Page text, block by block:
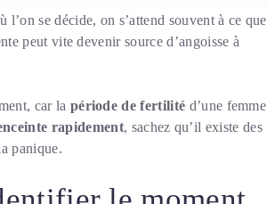
se décide, on s’attend souvent à ce que
peut vite devenir source d’angoisse à
car la période de fertilité d’une femme
rapidement, sachez qu’il existe des
panique.